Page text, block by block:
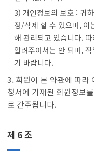
3) 개인정보의 보호 : 귀
정/삭제 할 수 있으며, 이
해 관리되고 있습니다.
알려주어서는 안 되며,
기 바랍니다.
3. 회원이 본 약관에 따라
청서에 기재된 회원정보
로 간주됩니다.
제 6 조